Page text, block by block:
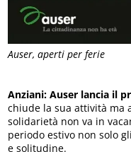
Auser, aperti per ferie
Anziani: Auser lancia il
chiude la sua attività ma
solidarietà non va in
periodo estivo non solo
e solitudine.